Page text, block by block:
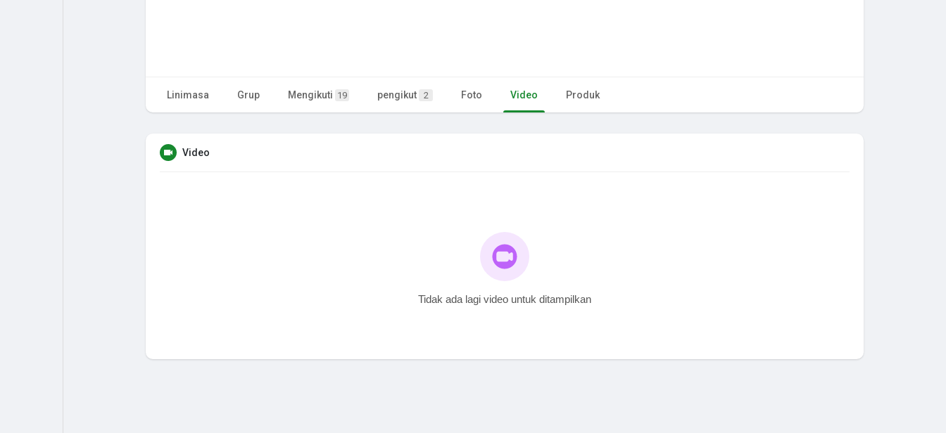
Linimasa Grup Mengikuti 19 pengikut 2 Foto Video Produk
Video
Tidak ada lagi video untuk ditampilkan